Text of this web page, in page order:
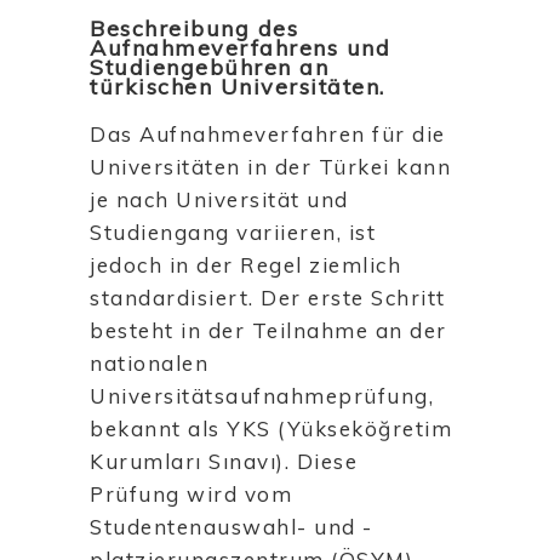
Beschreibung des
Aufnahmeverfahrens und
Studiengebühren an
türkischen Universitäten.
Das Aufnahmeverfahren für die
Universitäten in der Türkei kann
je nach Universität und
Studiengang variieren, ist
jedoch in der Regel ziemlich
standardisiert. Der erste Schritt
besteht in der Teilnahme an der
nationalen
Universitätsaufnahmeprüfung,
bekannt als YKS (Yükseköğretim
Kurumları Sınavı). Diese
Prüfung wird vom
Studentenauswahl- und -